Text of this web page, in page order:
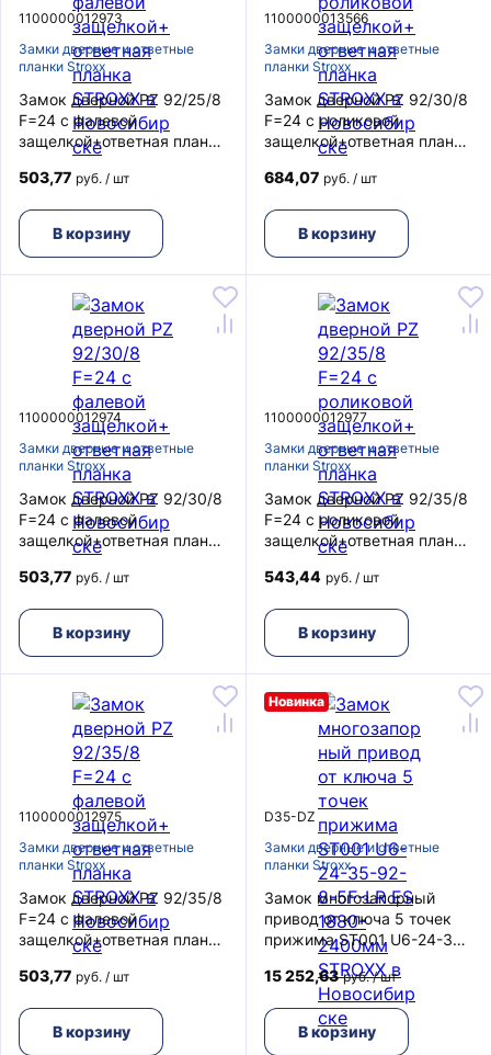
1100000012973
Замки дверные и ответные
планки Stroxx
Замок дверной PZ 92/25/8
F=24 с фалевой
защелкой+ответная планка
STROXX
503,77 руб. / шт
В корзину
1100000013566
Замки дверные и ответные
планки Stroxx
Замок дверной PZ 92/30/8
F=24 с роликовой
защелкой+ответная планка
STROXX
684,07 руб. / шт
В корзину
1100000012974
Замки дверные и ответные
планки Stroxx
Замок дверной PZ 92/30/8
F=24 с фалевой
защелкой+ответная планка
STROXX
503,77 руб. / шт
В корзину
1100000012977
Замки дверные и ответные
планки Stroxx
Замок дверной PZ 92/35/8
F=24 с роликовой
защелкой+ответная планка
STROXX
543,44 руб. / шт
В корзину
1100000012975
Замки дверные и ответные
планки Stroxx
Замок дверной PZ 92/35/8
F=24 с фалевой
защелкой+ответная планка
STROXX
503,77 руб. / шт
В корзину
D35-DZ
Замки дверные и ответные
планки Stroxx
Новинка
Замок многозапорный
привод от ключа 5 точек
прижима ST001 U6-24-35-
92-8-5F-LR ES 1880-
2400мм STROXX
15 252,63 руб. / шт
В корзину